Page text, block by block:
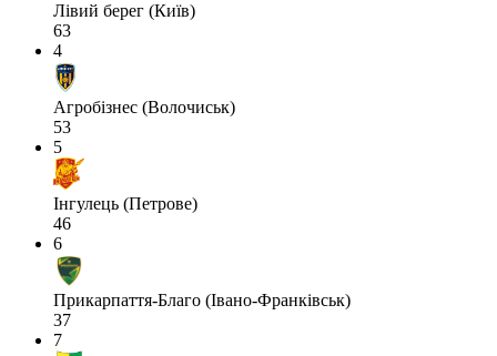
Лівий берег (Київ)
63
4
Агробізнес (Волочиськ)
53
5
Інгулець (Петрове)
46
6
Прикарпаття-Благо (Івано-Франківськ)
37
7